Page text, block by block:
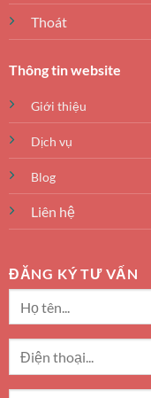
Thoát
Thông tin website
Giới thiệu
Dịch vụ
Blog
Liên hệ
ĐĂNG KÝ TƯ VẤN